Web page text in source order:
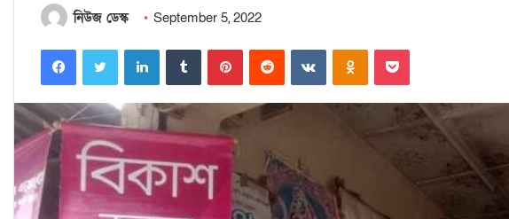
নিউজ ডেস্ক September 5, 2022